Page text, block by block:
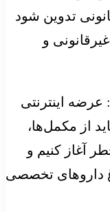
تدوین شود
و
عرضه اینترنتی
از مکمل‌ها،
آغاز کنیم و
داروهای تخصصی